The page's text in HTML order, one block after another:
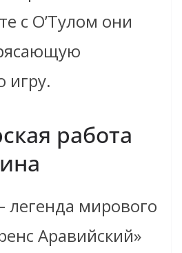
с О’Тулом они
игру.
работа
легенда мирового
Аравийский»